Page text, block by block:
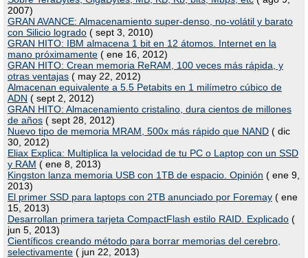
2007)
GRAN AVANCE: Almacenamiento super-denso, no-volátil y barato
con Silicio logrado ( sept 3, 2010)
GRAN HITO: IBM almacena 1 bit en 12 átomos. Internet en la
mano próximamente ( ene 16, 2012)
GRAN HITO: Crean memoria ReRAM, 100 veces más rápida, y
otras ventajas ( may 22, 2012)
Almacenan equivalente a 5.5 Petabits en 1 milímetro cúbico de
ADN ( sept 2, 2012)
GRAN HITO: Almacenamiento cristalino, dura cientos de millones
de años ( sept 28, 2012)
Nuevo tipo de memoria MRAM, 500x más rápido que NAND ( dic
30, 2012)
Eliax Explica: Multiplica la velocidad de tu PC o Laptop con un SSD
y RAM ( ene 8, 2013)
Kingston lanza memoria USB con 1TB de espacio. Opinión ( ene 9,
2013)
El primer SSD para laptops con 2TB anunciado por Foremay ( ene
15, 2013)
Desarrollan primera tarjeta CompactFlash estilo RAID. Explicado (
jun 5, 2013)
Científicos creando método para borrar memorias del cerebro,
selectivamente ( jun 22, 2013)